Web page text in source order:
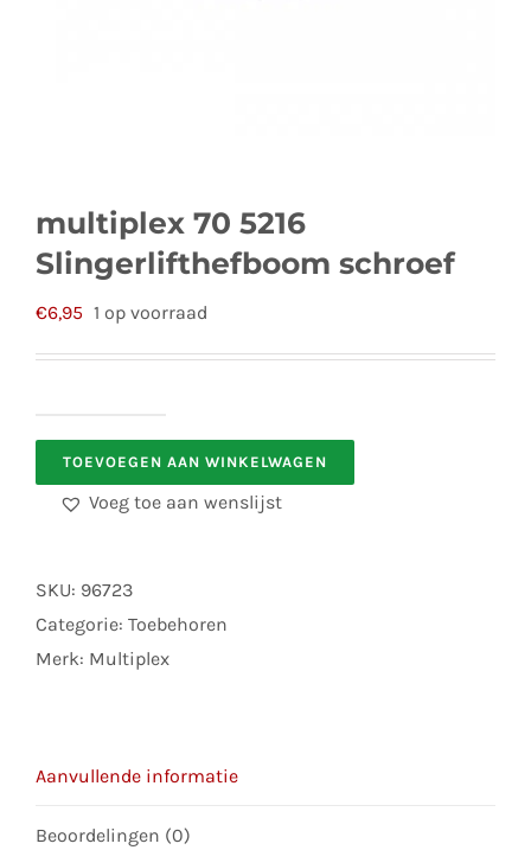
multiplex 70 5216
Slingerlifthefboom schroef
€6,95 1 op voorraad
70
5216
aantal
TOEVOEGEN AAN WINKELWAGEN
Voeg toe aan wenslijst
SKU: 96723
Categorie: Toebehoren
Merk: Multiplex
Aanvullende informatie
Beoordelingen (0)